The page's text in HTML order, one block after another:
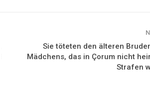
Sie töteten den älteren
Mädchens, das in Çorum nicht
Strafen